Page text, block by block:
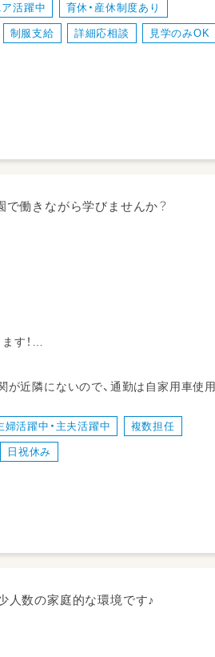
)
ア活躍中 育休・産休制度あり
制服支給 詳細応相談 見学のみOK
働きながら学びませんか？
す！
部町1-86 公共交通機関が近隣にないので、通勤は自家用車使用
婦活躍中・主夫活躍中 複数担任
日祝休み
人数の家庭的な環境です♪